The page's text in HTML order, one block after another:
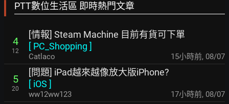
PTT數位生活區 即時熱門文章
4
12
[情報] Steam Machine 目前有貨可下單
[ PC_Shopping ]
Catlaco 15小時前, 08/07
5
20
[問題] iPad越來越像放大版iPhone?
[ iOS ]
ww12ww123 17小時前, 08/07